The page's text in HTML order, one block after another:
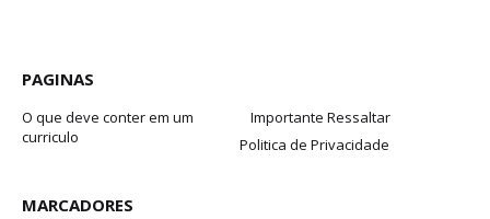
PAGINAS
O que deve conter em um
curriculo
Importante Ressaltar
Politica de Privacidade
MARCADORES